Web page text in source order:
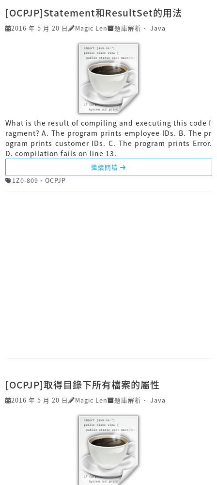
[OCPJP]Statement和ResultSet的用法
2016 年 5 月 20 日 Magic Len 題庫解析 、 Java
What is the result of compiling and executing this code f
ragment? A. The program prints employee IDs. B. The pr
ogram prints customer IDs. C. The program prints Error.
D. compilation fails on line 13.
繼續閱讀
1Z0-809 、 OCPJP
[OCPJP]取得目錄下所有檔案的屬性
2016 年 5 月 20 日 Magic Len 題庫解析 、 Java